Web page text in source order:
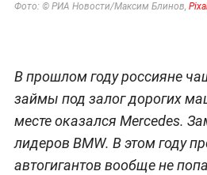
Фото: © РИА Новости/Максим Блинов,
В прошлом году россияне
займы под залог дорогих
месте оказался Mercedes.
лидеров BMW. В этом году
автогигантов вообще не